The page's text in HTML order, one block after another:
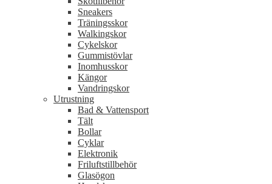
Sneakers
Träningsskor
Walkingskor
Cykelskor
Gummistövlar
Inomhusskor
Kängor
Vandringskor
Utrustning
Bad & Vattensport
Tält
Bollar
Cyklar
Elektronik
Friluftstillbehör
Glasögon